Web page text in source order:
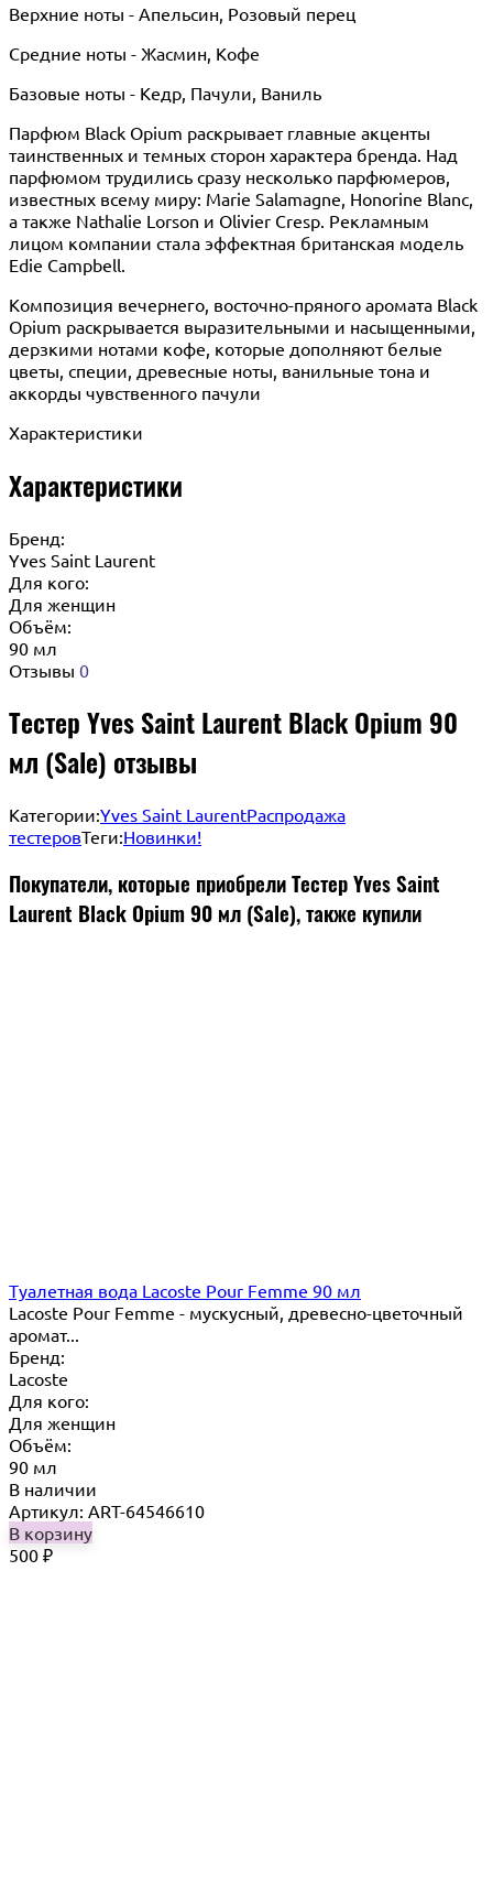
Верхние ноты - Апельсин, Розовый перец
Средние ноты - Жасмин, Кофе
Базовые ноты - Кедр, Пачули, Ваниль
Парфюм Black Opium раскрывает главные акценты
таинственных и темных сторон характера бренда. Над
парфюмом трудились сразу несколько парфюмеров,
известных всему миру: Marie Salamagne, Honorine Blanc,
а также Nathalie Lorson и Olivier Cresp. Рекламным
лицом компании стала эффектная британская модель
Edie Campbell.
Композиция вечернего, восточно-пряного аромата Black
Opium раскрывается выразительными и насыщенными,
дерзкими нотами кофе, которые дополняют белые
цветы, специи, древесные ноты, ванильные тона и
аккорды чувственного пачули
Характеристики
Характеристики
Бренд:
Yves Saint Laurent
Для кого:
Для женщин
Объём:
90 мл
Отзывы 0
Тестер Yves Saint Laurent Black Opium 90
мл (Sale) отзывы
Категории:Yves Saint LaurentРаспродажа
тестеровТеги:Новинки!
Покупатели, которые приобрели Тестер Yves Saint
Laurent Black Opium 90 мл (Sale), также купили
Туалетная вода Lacoste Pour Femme 90 мл
Lacoste Pour Femme - мускусный, древесно-цветочный
аромат...
Бренд:
Lacoste
Для кого:
Для женщин
Объём:
90 мл
В наличии
Артикул: ART-64546610
В корзину
500 ₽